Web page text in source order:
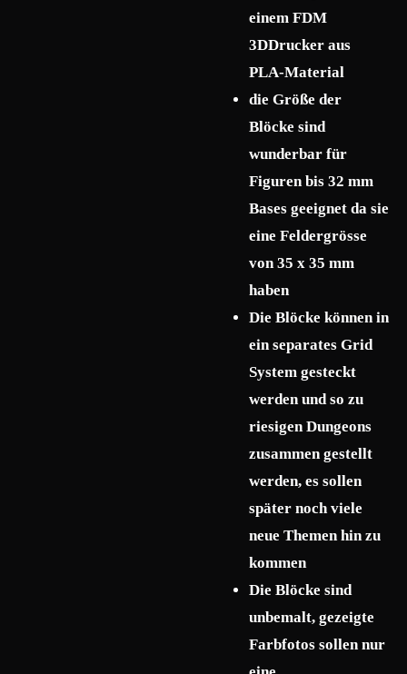
einem FDM
3DDrucker aus
PLA-Material
die Größe der
Blöcke sind
wunderbar für
Figuren bis 32 mm
Bases geeignet da sie
eine Feldergrösse
von 35 x 35 mm
haben
Die Blöcke können in
ein separates Grid
System gesteckt
werden und so zu
riesigen Dungeons
zusammen gestellt
werden, es sollen
später noch viele
neue Themen hin zu
kommen
Die Blöcke sind
unbemalt, gezeigte
Farbfotos sollen nur